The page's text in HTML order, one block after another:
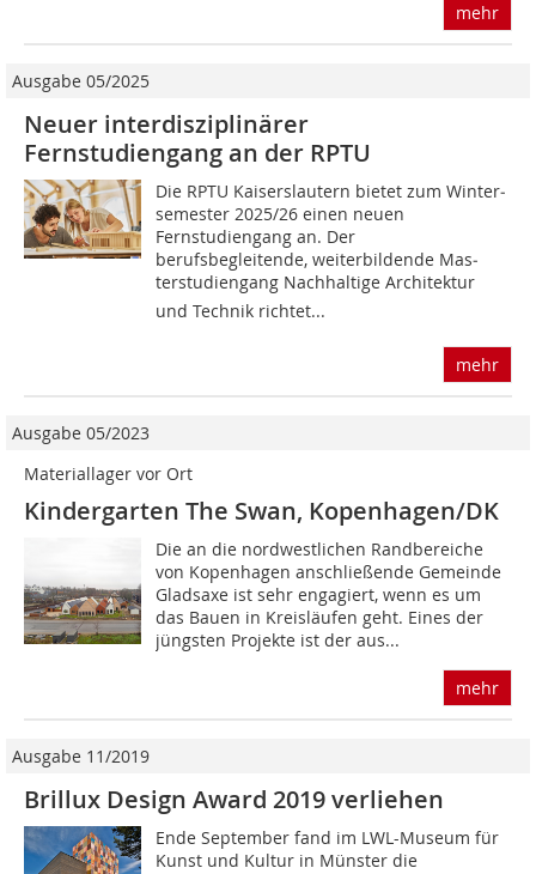
mehr
Ausgabe 05/2025
Neuer interdisziplinärer
Fernstudiengang an der RPTU
Die RPTU Kaiserslautern bietet zum Winter­
semester 2025/26 einen neuen
Fernstudiengang an. Der
berufsbegleitende, weiterbildende Mas­
terstudiengang Nachhaltige Architektur
und Technik richtet...
mehr
Ausgabe 05/2023
Materiallager vor Ort
Kindergarten The Swan, Kopenhagen/DK
Die an die nordwestlichen Randbereiche
von Kopenhagen anschließende Gemeinde
Gladsaxe ist sehr engagiert, wenn es um
das Bauen in Kreisläufen geht. Eines der
jüngsten Projekte ist der aus...
mehr
Ausgabe 11/2019
Brillux Design Award 2019 verliehen
Ende September fand im LWL-Museum für
Kunst und Kultur in Münster die